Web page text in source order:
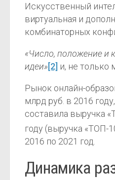
Искусственный
виртуальная и
комбинаторных
«Число, положение и
идеи»[2] и, не только
Рынок онлайн-
млрд руб. в 2016
составила выручка
году (выручка «ТОП-
2016 по 2021 год.
Динамика